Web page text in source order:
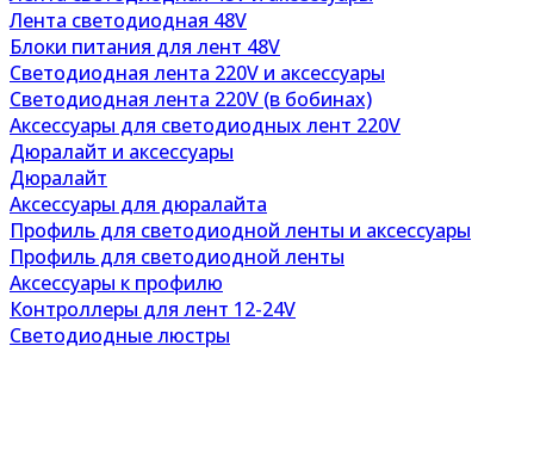
Лента светодиодная 48V
Блоки питания для лент 48V
Светодиодная лента 220V и аксессуары
Светодиодная лента 220V (в бобинах)
Аксессуары для светодиодных лент 220V
Дюралайт и аксессуары
Дюралайт
Аксессуары для дюралайта
Профиль для светодиодной ленты и аксессуары
Профиль для светодиодной ленты
Аксессуары к профилю
Контроллеры для лент 12-24V
Светодиодные люстры